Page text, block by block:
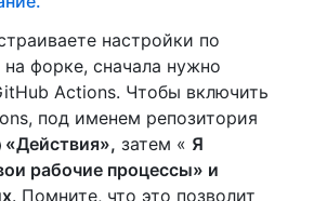
настройки по
форке, сначала нужно
Actions. Чтобы включить
под именем репозитория
«Действия», затем « Я
рабочие процессы» и
. Помните, что это позволит